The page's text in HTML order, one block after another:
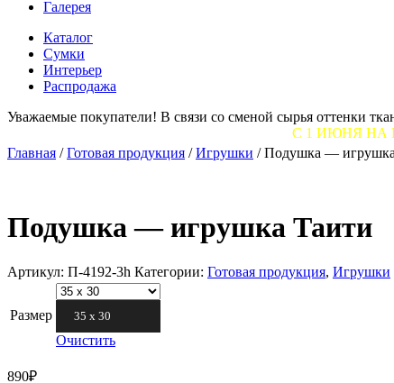
Галерея
Каталог
Сумки
Интерьер
Распродажа
Уважаемые покупатели! В связи со сменой сырья оттенки
С 1 ИЮНЯ НА
Главная /Готовая продукция /Игрушки /Подушка —
Подушка — игрушка Таити
Артикул: П-4192-3h Категории: Готовая продукция, Игрушки
Размер 35 х 30
Очистить
890₽